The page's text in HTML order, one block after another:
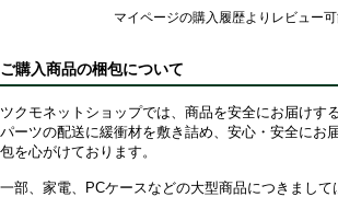
マイページの購入履歴よりレビュー
ご購入商品の梱包について
ツクモネットショップでは、商品を安全にお届けす
パーツの配送に緩衝材を敷き詰め、安心・安全にお
包を心がけております。
一部、家電、PCケースなどの大型商品につきまして